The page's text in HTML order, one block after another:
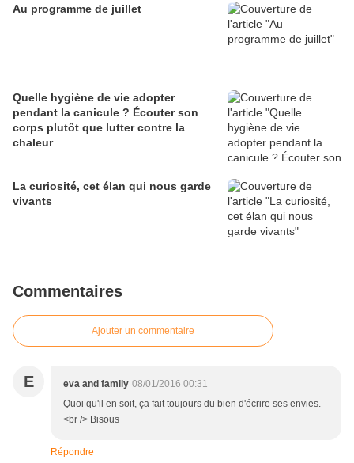
Au programme de juillet
Quelle hygiène de vie adopter
pendant la canicule ? Écouter son
corps plutôt que lutter contre la
chaleur
La curiosité, cet élan qui nous garde
vivants
Commentaires
Ajouter un commentaire
E eva and family 08/01/2016 00:31
Quoi qu'il en soit, ça fait toujours du bien d'écrire ses envies.
<br /> Bisous
Répondre